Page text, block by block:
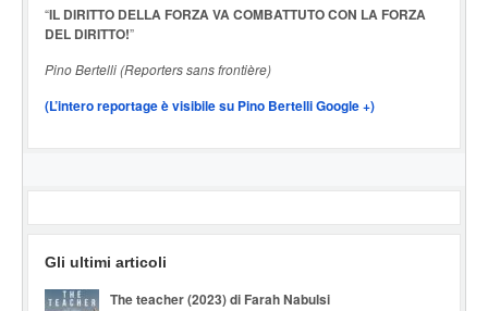
“IL DIRITTO DELLA FORZA VA COMBATTUTO CON LA FORZA
DEL DIRITTO!”
Pino Bertelli (Reporters sans frontière)
(L’intero reportage è visibile su Pino Bertelli Google +)
Gli ultimi articoli
The teacher (2023) di Farah Nabulsi